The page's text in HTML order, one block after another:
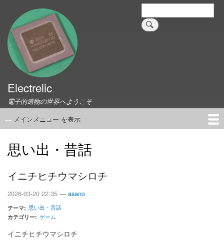
検
索
Electrelic
電子的遺物の世界へようこそ
メ
メ
ー
— メインメニュー を表示
ホーム
EMILY Board
Universal Monitor
コネクタ資料集
このサイトについて
リンク集
思い出・昔話
イニチヒチウマシロチ
2026-03-20 22:35 — asano
テーマ
思い出・昔話
カテゴリー ゲーム
イニチヒチウマシロチ